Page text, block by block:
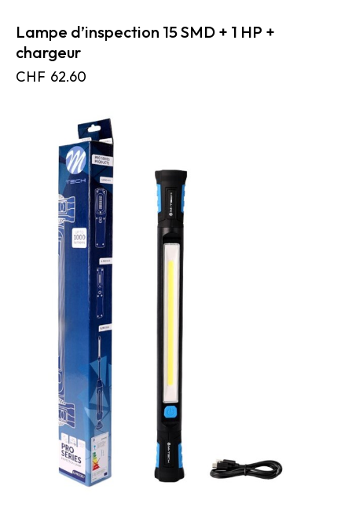
Lampe d’inspection 15 SMD + 1 HP +
chargeur
CHF 62.60